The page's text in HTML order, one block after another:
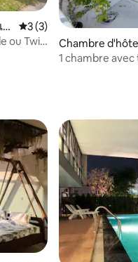
ก็
Note moyenne de 3 sur
3 (3)
ou Twin
Chambre
Rak
1 chambre